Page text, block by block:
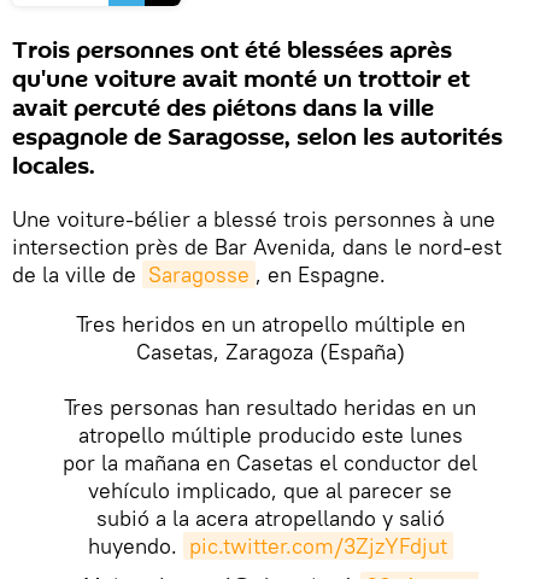
Trois personnes ont été blessées après
qu'une voiture avait monté un trottoir et
avait percuté des piétons dans la ville
espagnole de Saragosse, selon les autorités
locales.
Une voiture-bélier a blessé trois personnes à une
intersection près de Bar Avenida, dans le nord-est
de la ville de Saragosse , en Espagne.
Tres heridos en un atropello múltiple en
Casetas, Zaragoza (España)
Tres personas han resultado heridas en un
atropello múltiple producido este lunes
por la mañana en Casetas el conductor del
vehículo implicado, que al parecer se
subió a la acera atropellando y salió
huyendo. pic.twitter.com/3ZjzYFdjut